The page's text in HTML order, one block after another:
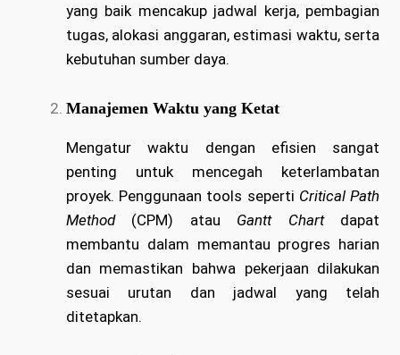
yang baik mencakup jadwal kerja, pembagian
tugas, alokasi anggaran, estimasi waktu, serta
kebutuhan sumber daya.
Manajemen Waktu yang Ketat
Mengatur waktu dengan efisien sangat
penting untuk mencegah keterlambatan
proyek. Penggunaan tools seperti Critical Path
Method(CPM) atau Gantt Chart dapat
membantu dalam memantau progres harian
dan memastikan bahwa pekerjaan dilakukan
sesuai urutan dan jadwal yang telah
ditetapkan.